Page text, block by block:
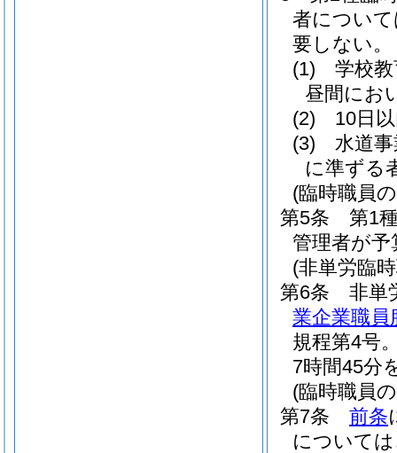
者につい
要しない。
(1)
学校
昼間にお
(2)
10日
(3)
水道
に準ずる
(臨時職員
第5条
第1
管理者が
(非単労臨
第6条
非単
業企業職員
規程第4号
7時間45分
(臨時職員
第7条
前条
について